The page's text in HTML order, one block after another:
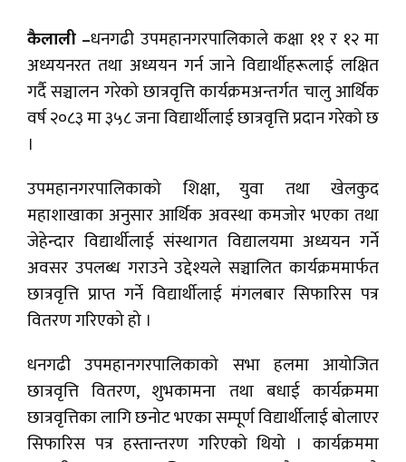
कैलाली –धनगढी उपमहानगरपालिकाले कक्षा ११ र १२ मा
अध्ययनरत तथा अध्ययन गर्न जाने विद्यार्थीहरूलाई लक्षित
गर्दै सञ्चालन गरेको छात्रवृत्ति कार्यक्रमअन्तर्गत चालु आर्थिक
वर्ष २०८३ मा ३५८ जना विद्यार्थीलाई छात्रवृत्ति प्रदान गरेको छ
।
उपमहानगरपालिकाको शिक्षा, युवा तथा खेलकुद
महाशाखाका अनुसार आर्थिक अवस्था कमजोर भएका तथा
जेहेन्दार विद्यार्थीलाई संस्थागत विद्यालयमा अध्ययन गर्ने
अवसर उपलब्ध गराउने उद्देश्यले सञ्चालित कार्यक्रममार्फत
छात्रवृत्ति प्राप्त गर्ने विद्यार्थीलाई मंगलबार सिफारिस पत्र
वितरण गरिएको हो ।
धनगढी उपमहानगरपालिकाको सभा हलमा आयोजित
छात्रवृत्ति वितरण, शुभकामना तथा बधाई कार्यक्रममा
छात्रवृत्तिका लागि छनोट भएका सम्पूर्ण विद्यार्थीलाई बोलाएर
सिफारिस पत्र हस्तान्तरण गरिएको थियो । कार्यक्रममा